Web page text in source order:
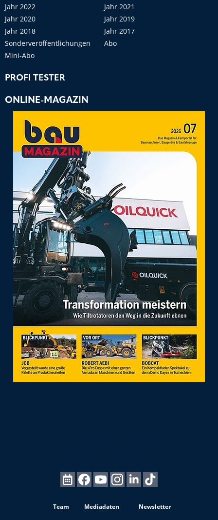
Jahr 2022
Jahr 2021
Jahr 2020
Jahr 2019
Jahr 2018
Jahr 2017
Sonderveröffentlichungen
Abo
Mini-Abo
PROFI TESTER
ONLINE-MAGAZIN
Team Mediadaten
Newsletter